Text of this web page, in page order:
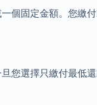
固定金額。您繳
您選擇只繳付最低